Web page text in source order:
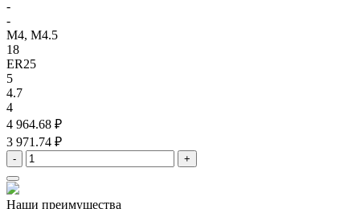
-
-
M4, M4.5
18
ER25
5
4.7
4
4 964.68 ₽
3 971.74 ₽
- +
Наши преимущества